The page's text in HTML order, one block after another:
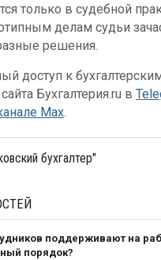
только в судебной
делам судьи
решения.
доступ к
Бухгалтерия.ru в
Max.
бухгалтер"
поддерживают на
порядок?